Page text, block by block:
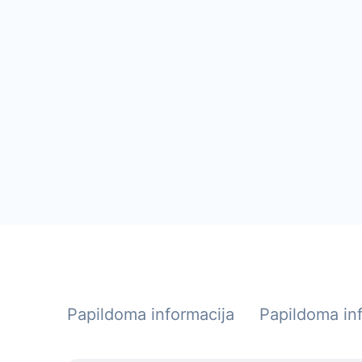
Papildoma informacija Papildoma